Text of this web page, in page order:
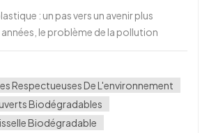
: un pas vers un avenir plus
le problème de la pollution
stade critique, obligeant les
entier à prendre des mesures
ces mesures est la mise en œuvre de
Respectueuses De L'environnement
Biodégradables
Biodégradable